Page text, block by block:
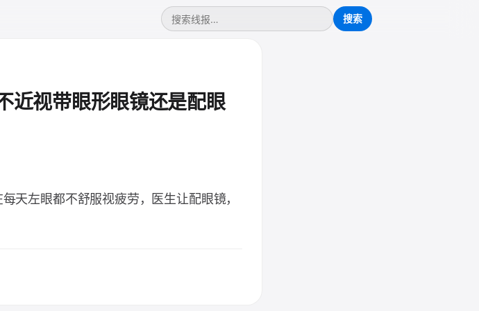
近视带眼形眼镜还是配眼
天左眼都不舒服视疲劳，医生让配眼镜，